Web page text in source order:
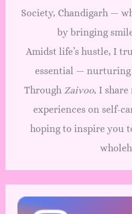
Society, Chandigarh —
by bringing
Amidst life’s hustle, I
essential — nurturing
Through Zaivoo, I
experiences on self-
hoping to inspire you